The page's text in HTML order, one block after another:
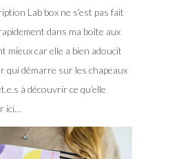
Lab box ne s’est pas fait
dans ma boîte aux
mieux car elle a bien adoucit
qui démarre sur les chapeaux
à découvrir ce qu’elle
ici…